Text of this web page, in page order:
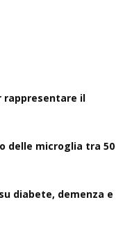
rappresentare il
delle microglia tra 50
diabete, demenza e